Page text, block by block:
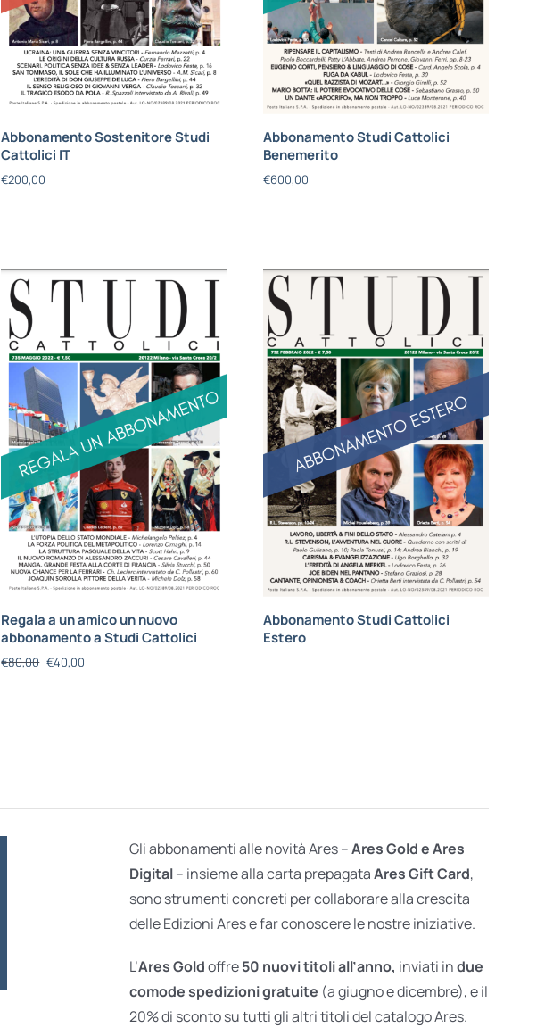
Abbonamento Sostenitore Studi
Cattolici IT
€200,00
Abbonamento Studi Cattolici
Benemerito
€600,00
Regala a un amico un nuovo
abbonamento a Studi Cattolici
€80,00 €40,00
Abbonamento Studi Cattolici
Estero
Gli abbonamenti alle novità Ares –Ares Gold e Ares
Digital– insieme alla carta prepagataAres Gift Card,
sono strumenti concreti per collaborare alla crescita
delle Edizioni Ares e far conoscere le nostre iniziative.
L’Ares Goldoffre50 nuovi titoli all’anno, inviati indue
comode spedizioni gratuite (a giugno e dicembre), e il
20% di sconto su tutti gli altri titoli del catalogo Ares.